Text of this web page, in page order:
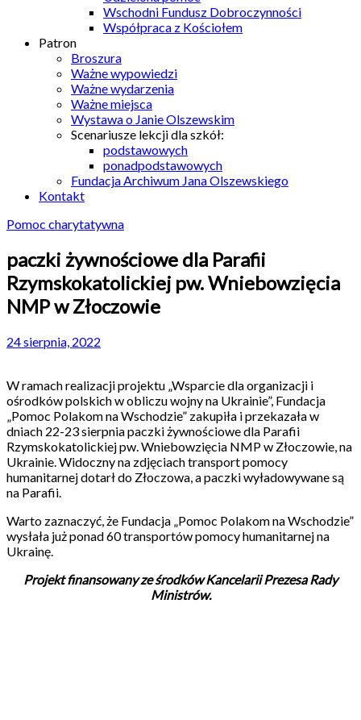
Wschodni Fundusz Dobroczynności
Współpraca z Kościołem
Patron
Broszura
Ważne wypowiedzi
Ważne wydarzenia
Ważne miejsca
Wystawa o Janie Olszewskim
Scenariusze lekcji dla szkół:
podstawowych
ponadpodstawowych
Fundacja Archiwum Jana Olszewskiego
Kontakt
Pomoc charytatywna
paczki żywnościowe dla Parafii
Rzymskokatolickiej pw. Wniebowzięcia
NMP w Złoczowie
24 sierpnia, 2022
W ramach realizacji projektu „Wsparcie dla organizacji i
ośrodków polskich w obliczu wojny na Ukrainie”, Fundacja
„Pomoc Polakom na Wschodzie” zakupiła i przekazała w
dniach 22-23 sierpnia paczki żywnościowe dla Parafii
Rzymskokatolickiej pw. Wniebowzięcia NMP w Złoczowie, na
Ukrainie. Widoczny na zdjęciach transport pomocy
humanitarnej dotarł do Złoczowa, a paczki wyładowywane są
na Parafii.
Warto zaznaczyć, że Fundacja „Pomoc Polakom na Wschodzie”
wysłała już ponad 60 transportów pomocy humanitarnej na
Ukrainę.
Projekt finansowany ze środków Kancelarii Prezesa Rady
Ministrów.